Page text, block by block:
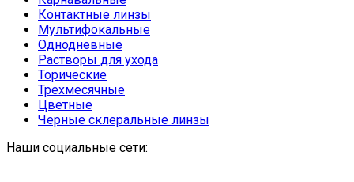
Контактные линзы
Мультифокальные
Однодневные
Растворы для ухода
Торические
Трехмесячные
Цветные
Черные склеральные линзы
Наши социальные сети: